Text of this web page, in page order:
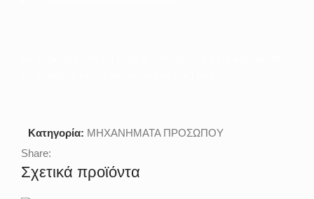
Κατηγορία: ΜΗΧΑΝΗΜΑΤΑ ΠΡΟΣΩΠΟΥ
Share:
Σχετικά προϊόντα